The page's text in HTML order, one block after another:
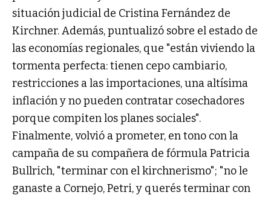
situación judicial de Cristina Fernández de
Kirchner. Además, puntualizó sobre el estado de
las economías regionales, que "están viviendo la
tormenta perfecta: tienen cepo cambiario,
restricciones a las importaciones, una altísima
inflación y no pueden contratar cosechadores
porque compiten los planes sociales".
Finalmente, volvió a prometer, en tono con la
campaña de su compañera de fórmula Patricia
Bullrich, "terminar con el kirchnerismo"; "no le
ganaste a Cornejo, Petri, y querés terminar con